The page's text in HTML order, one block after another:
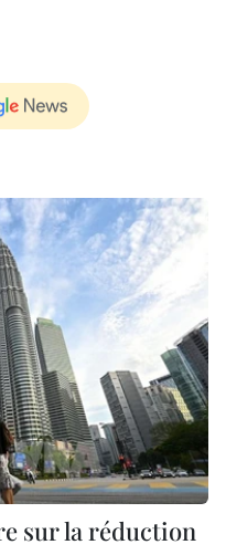
sur la réduction